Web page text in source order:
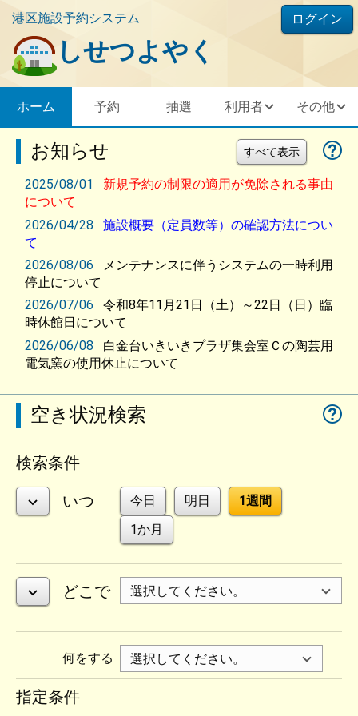
港区施設予約システム
しせつよやく
ログイン
ホーム 予約 抽選 利用者 その他
お知らせ すべて表示
2025/08/01
新規予約の制限の適用が免除される事由
について
2026/04/28
施設概要（定員数等）の確認方法につい
て
2026/08/06
メンテナンスに伴うシステムの一時利用
停止について
2026/07/06
令和8年11月21日（土）～22日（日）臨
時休館日について
2026/06/08
白金台いきいきプラザ集会室Ｃの陶芸用
電気窯の使用休止について
空き状況検索
検索条件
いつ
今日 明日
1週間
1か月
どこで
何をする
指定条件